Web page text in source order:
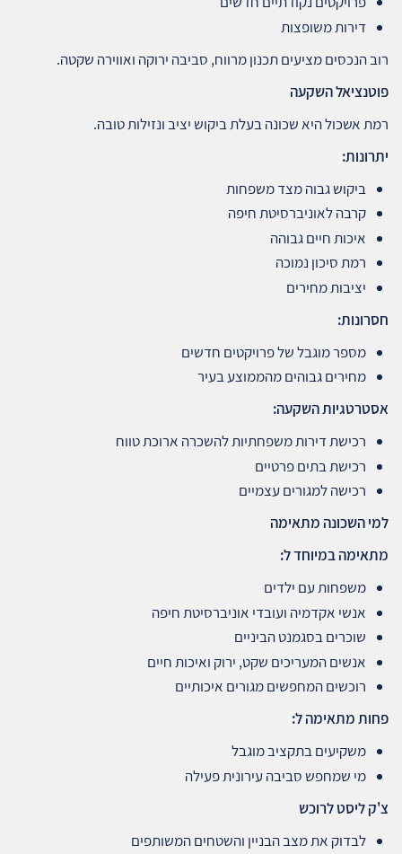
דירות משופצות
רוב הנכסים מציעים תכנון מרווח, סביבה ירוקה ואווירה שקטה.
פוטנציאל השקעה
רמת אשכול היא שכונה בעלת ביקוש יציב ונזילות טובה.
יתרונות:
ביקוש גבוה מצד משפחות
קרבה לאוניברסיטת חיפה
איכות חיים גבוהה
רמת סיכון נמוכה
יציבות מחירים
חסרונות:
מספר מוגבל של פרויקטים חדשים
מחירים גבוהים מהממוצע בעיר
אסטרטגיות השקעה:
רכישת דירות משפחתיות להשכרה ארוכת טווח
רכישת בתים פרטיים
רכישה למגורים עצמיים
למי השכונה מתאימה
מתאימה במיוחד ל:
משפחות עם ילדים
אנשי אקדמיה ועובדי אוניברסיטת חיפה
שוכרים בסגמנט הביניים
אנשים המעריכים שקט, ירוק ואיכות חיים
רוכשים המחפשים מגורים איכותיים
פחות מתאימה ל:
משקיעים בתקציב מוגבל
מי שמחפש סביבה עירונית פעילה
צ'ק ליסט לרוכש
לבדוק את מצב הבניין והשטחים המשותפים